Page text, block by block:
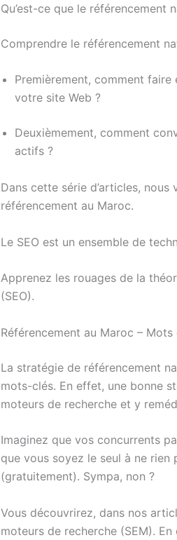
Qu’est-ce que le référencement
Comprendre le référencement
Premièrement, comment
votre site Web ?
Deuxièmement, comment
actifs ?
Dans cette série d’articles,
référencement au Maroc.
Le SEO est un ensemble de
Apprenez les rouages de la
(SEO).
Référencement au Maroc – Mots
La stratégie de référencement
mots-clés. En effet, une bonne
moteurs de recherche et y
Imaginez que vos concurrents
que vous soyez le seul à ne
(gratuitement). Sympa, non ?
Vous découvrirez, dans nos
moteurs de recherche (SEM).